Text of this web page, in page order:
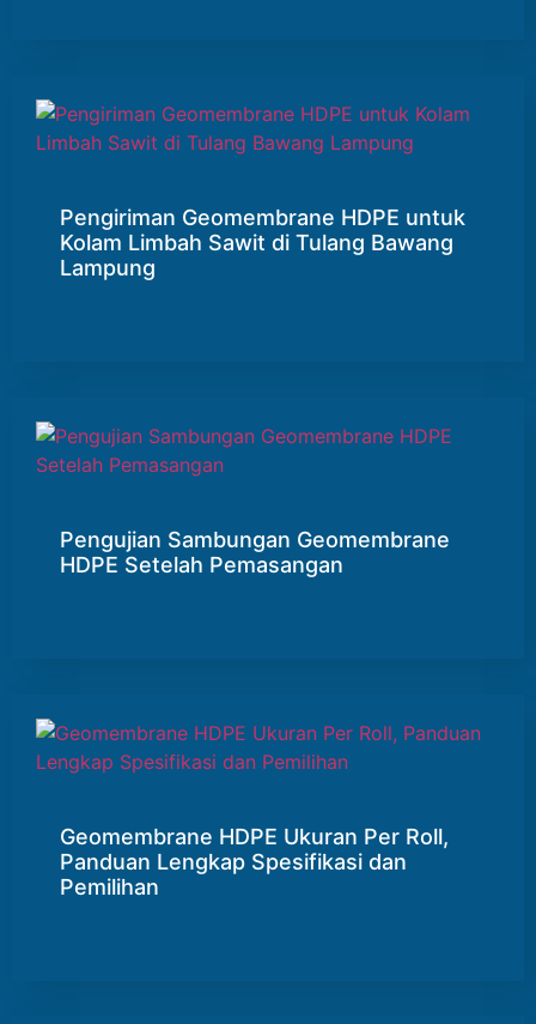
Pengiriman Geomembrane HDPE untuk
Kolam Limbah Sawit di Tulang Bawang
Lampung
Pengujian Sambungan Geomembrane
HDPE Setelah Pemasangan
Geomembrane HDPE Ukuran Per Roll,
Panduan Lengkap Spesifikasi dan
Pemilihan